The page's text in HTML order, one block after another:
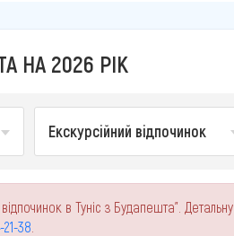
НА 2026 РІК
Екскурсійний відпочинок
в Туніс з Будапешта". Детальну
38